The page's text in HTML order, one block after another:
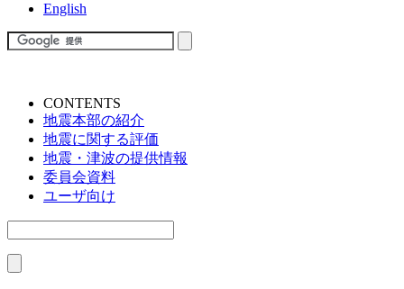
English
CONTENTS
地震本部の紹介
地震に関する評価
地震・津波の提供情報
委員会資料
ユーザ向け